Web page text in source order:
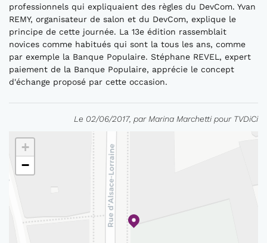
professionnels qui expliquaient des règles du DevCom. Yvan
REMY, organisateur de salon et du DevCom, explique le
principe de cette journée. La 13e édition rassemblait
novices comme habitués qui sont la tous les ans, comme
par exemple la Banque Populaire. Stéphane REVEL, expert
paiement de la Banque Populaire, apprécie le concept
d'échange proposé par cette occasion.
Le 02/06/2017, par Marina Marchetti pour TVDiCi
+
−